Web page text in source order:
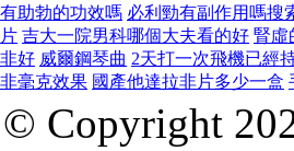
有助勃的功效嗎 必利勁有副作用嗎搜
片 吉大一院男科哪個大夫看的好 腎虛
非好 威爾鋼琴曲 2天打一次飛機已經
非毫克效果 國產他達拉非片多少一盒
© Copyright